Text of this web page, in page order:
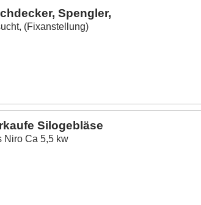
Spengler,
(Fixanstellung)
Silogebläse
Niro Ca 5,5 kw